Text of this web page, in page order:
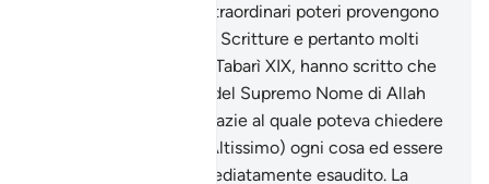
E evidente che i suoi straordinari poteri provengono
dalla conoscenza delle Scritture e pertanto molti
commentatori (tra cui Tabarì XIX, hanno scritto che
egli era a conoscenza del Supremo Nome di Allah
(al-lsmu- 1-A’dham) grazie al quale poteva chiedere
ad Allah (gloria a Lui l’Altissimo) ogni cosa ed essere
costantemente e immediatamente esaudito. La